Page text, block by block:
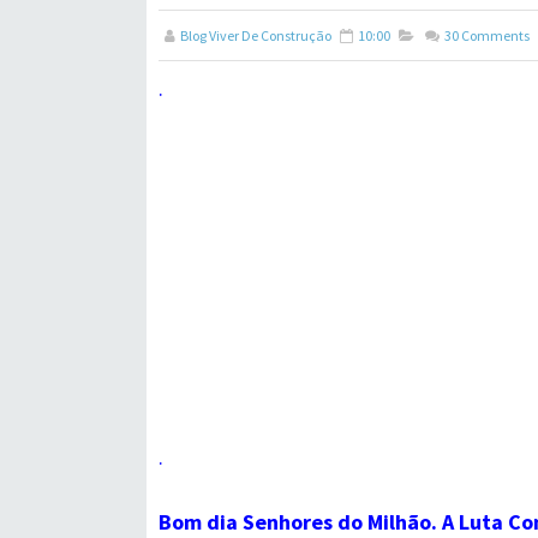
Blog Viver De Construção 10:00 30 Comments
.
.
Bom dia Senhores do Milhão. A Luta